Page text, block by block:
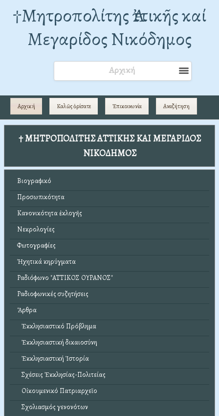
†Mητροπολίτης Ἀττικῆς καί
Μεγαρίδος Νικόδημος
Αρχική
Αρχική Καλῶς ὁρίσατε Ἐπικοινωνία Αναζήτηση
† ΜΗΤΡΟΠΟΛΙΤΗΣ ΑΤΤΙΚΗΣ ΚΑΙ ΜΕΓΑΡΙΔΟΣ
ΝΙΚΟΔΗΜΟΣ
Βιογραφικό
Προσωπικότητα
Κανονικότητα ἐκλογῆς
Νεκρολογίες
Φωτογραφίες
Ἠχητικά κηρύγματα
Ραδιόφωνο "ΑΤΤΙΚΟΣ ΟΥΡΑΝΟΣ"
Ραδιοφωνικές συζητήσεις
Ἄρθρα
Ἐκκλησιαστικό Πρόβλημα
Ἐκκλησιαστική δικαιοσύνη
Ἐκκλησιαστική Ἱστορία
Σχέσεις Ἐκκλησίας-Πολιτείας
Οἰκουμενικό Πατριαρχεῖο
Σχολιασμός γενονότων